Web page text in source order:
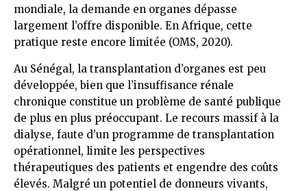
mondiale, la demande en organes dépasse
largement l’offre disponible. En Afrique, cette
pratique reste encore limitée (OMS, 2020)​.
Au Sénégal, la transplantation d’organes est peu
développée, bien que l’insuffisance rénale
chronique constitue un problème de santé publique
de plus en plus préoccupant. Le recours massif à la
dialyse, faute d’un programme de transplantation
opérationnel, limite les perspectives
thérapeutiques des patients et engendre des coûts
élevés. Malgré un potentiel de donneurs vivants,